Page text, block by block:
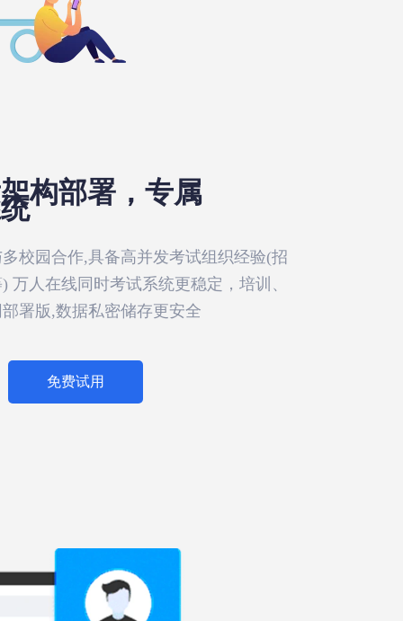
构部署，专属
校园合作,具备高并发考试组织经验(招
万人在线同时考试系统更稳定，培训、
署版,数据私密储存更安全
免费试用